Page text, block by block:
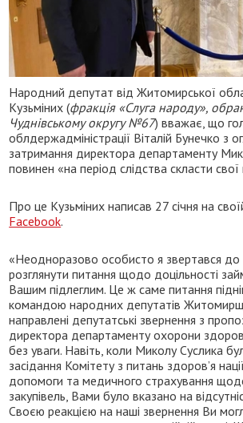
Народний депутат від Житомирської
Кузьміних (фракція «Слуга народу»,
Чуднівському округу №67) вважає, що
облдержадміністрації Віталій Бунечко з
затримання директора департаменту
повинен «на період слідства скласти
Про це Кузьміних написав 27 січня на
Facebook.
«Неодноразово особисто я звертався до
розглянути питання щодо доцільності
Вашим підлеглим. Це ж саме питання
командою народних депутатів
направлені депутатські звернення з
директора департаменту охорони
без уваги. Навіть, коли Миколу Суслика
засідання Комітету з питань здоров’я
допомоги та медичного страхування
закупівель, Вами було вказано на
Своєю реакцією на наші звернення Ви